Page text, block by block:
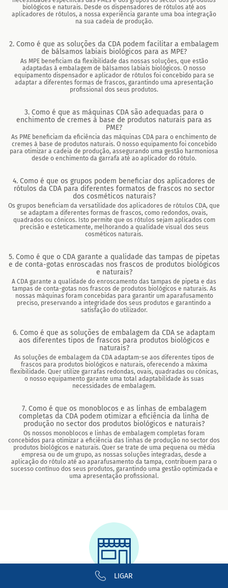
LIGAR
biológicos e naturais. Desde os dispensadores de rótulos até aos
aplicadores de rótulos, a nossa experiência garante uma boa integração
na sua cadeia de produção.
2. Como é que as soluções da CDA podem facilitar a embalagem
de bálsamos labiais biológicos para as MPE?
As MPE beneficiam da flexibilidade das nossas soluções, que estão
adaptadas à embalagem de bálsamos labiais biológicos. O nosso
equipamento dispensador e aplicador de rótulos foi concebido para se
adaptar a diferentes formas de frascos, garantindo uma apresentação
profissional dos seus produtos.
3. Como é que as máquinas CDA são adequadas para o
enchimento de cremes à base de produtos naturais para as
PME?
As PME beneficiam da eficiência das máquinas CDA para o enchimento de
cremes à base de produtos naturais. O nosso equipamento foi concebido
para otimizar a cadeia de produção, assegurando uma gestão harmoniosa
desde o enchimento da garrafa até ao aplicador do rótulo.
4. Como é que os grupos podem beneficiar dos aplicadores de
rótulos da CDA para diferentes formatos de frascos no sector
dos cosméticos naturais?
Os grupos beneficiam da versatilidade dos aplicadores de rótulos CDA, que
se adaptam a diferentes formas de frascos, como redondos, ovais,
quadrados ou cónicos. Isto permite que os rótulos sejam aplicados com
precisão e esteticamente, melhorando a qualidade visual dos seus
cosméticos naturais.
5. Como é que o CDA garante a qualidade das tampas de pipetas
e de conta-gotas enroscadas nos frascos de produtos biológicos
e naturais?
A CDA garante a qualidade do enroscamento das tampas de pipeta e das
tampas de conta-gotas nos frascos de produtos biológicos e naturais. As
nossas máquinas foram concebidas para garantir um aparafusamento
preciso, preservando a integridade dos seus produtos e garantindo a
satisfação do utilizador.
6. Como é que as soluções de embalagem da CDA se adaptam
aos diferentes tipos de frascos para produtos biológicos e
naturais?
As soluções de embalagem da CDA adaptam-se aos diferentes tipos de
frascos para produtos biológicos e naturais, oferecendo a máxima
flexibilidade. Quer utilize garrafas redondas, ovais, quadradas ou cónicas,
o nosso equipamento garante uma total adaptabilidade às suas
necessidades de embalagem.
7. Como é que os monoblocos e as linhas de embalagem
completas da CDA podem otimizar a eficiência da linha de
produção no sector dos produtos biológicos e naturais?
Os nossos monoblocos e linhas de embalagem completas foram
concebidos para otimizar a eficiência das linhas de produção no sector dos
produtos biológicos e naturais. Quer se trate de uma pequena ou média
empresa ou de um grupo, as nossas soluções integradas, desde a
aplicação do rótulo até ao aparafusamento da tampa, contribuem para o
sucesso contínuo dos seus produtos, garantindo uma gestão optimizada e
uma apresentação profissional.